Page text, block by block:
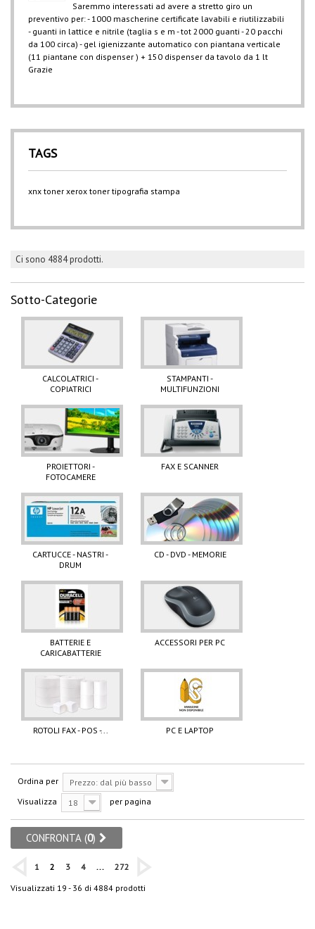
Saremmo interessati ad avere a stretto giro un
preventivo per: - 1000 mascherine certificate lavabili e riutilizzabili
- guanti in lattice e nitrile (taglia s e m - tot 2000 guanti - 20 pacchi
da 100 circa) - gel igienizzante automatico con piantana verticale
(11 piantane con dispenser ) + 150 dispenser da tavolo da 1 lt
Grazie
TAGS
xnx toner xerox toner tipografia stampa
Ci sono 4884 prodotti.
Sotto-Categorie
CALCOLATRICI -
COPIATRICI
STAMPANTI -
MULTIFUNZIONI
PROIETTORI -
FOTOCAMERE
FAX E SCANNER
CARTUCCE - NASTRI -
DRUM
CD - DVD - MEMORIE
BATTERIE E
CARICABATTERIE
ACCESSORI PER PC
ROTOLI FAX - POS -... PC E LAPTOP
Ordina per
Prezzo: dal più basso
Visualizza
18 per pagina
CONFRONTA (0)
1 2 3 4 ...
272
Visualizzati 19 - 36 di 4884 prodotti